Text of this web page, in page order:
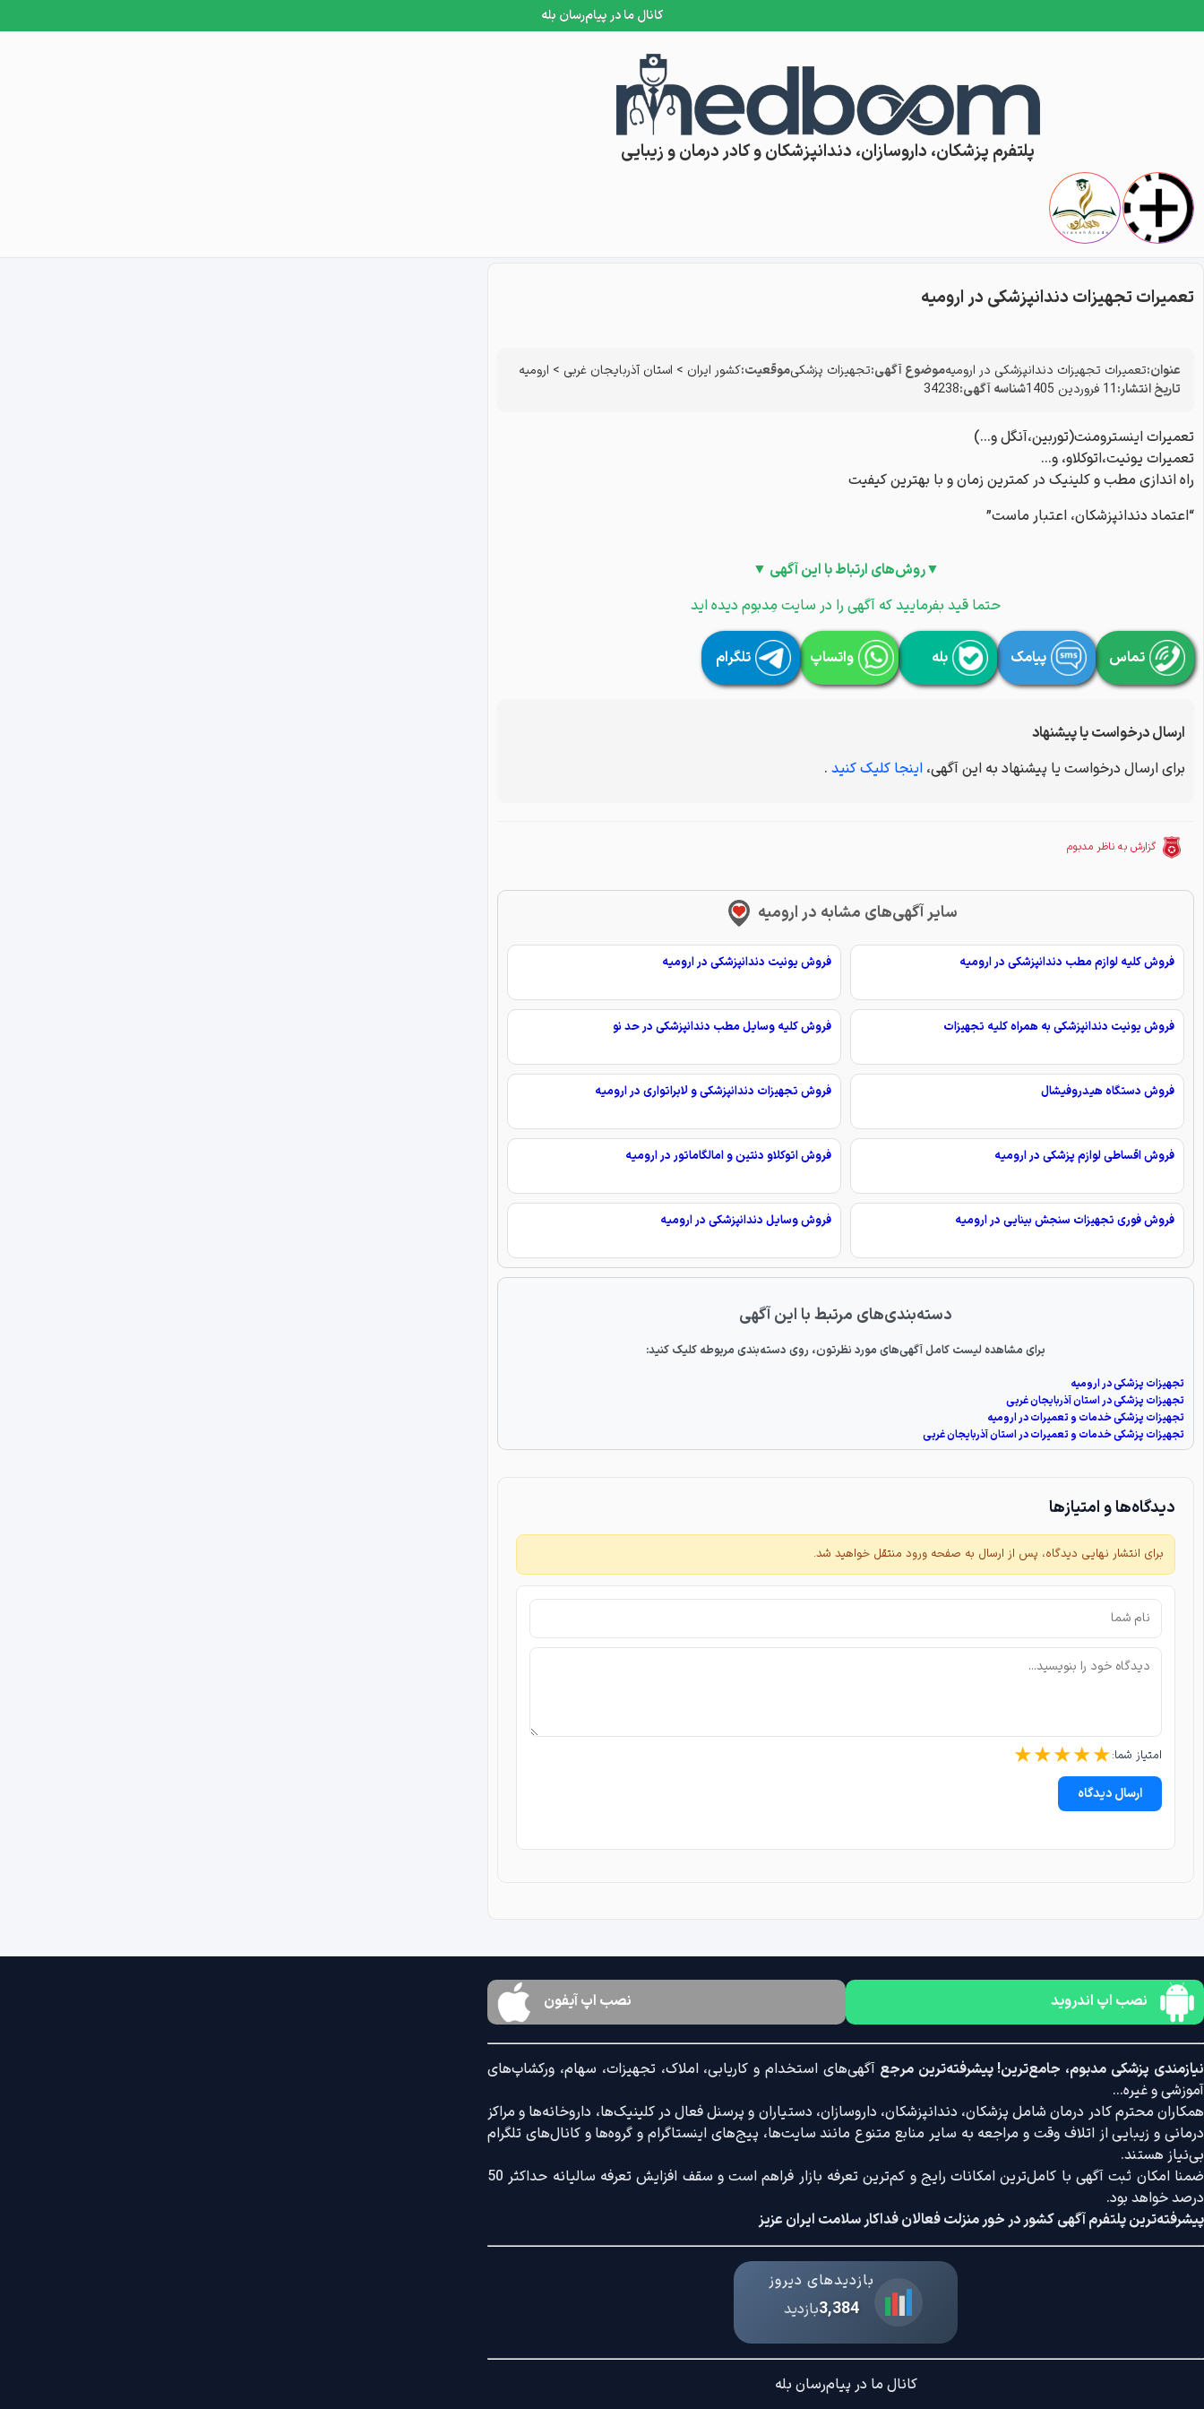
کانال ما در پیام‌رسان بله
Skip to content
پلتفرم پزشکان، داروسازان، دندانپزشکان و کادر درمان و زیبایی
تعمیرات تجهیزات دندانپزشکی در ارومیه
عنوان:تعمیرات تجهیزات دندانپزشکی در ارومیهموضوع آگهی:تجهیزات پزشکیموقعیت:کشور ایران > استان آذربایجان غربی > ارومیه
تاریخ انتشار:11 فروردین 1405 شناسه آگهی:34238
تعمیرات اینسترومنت(توربین،آنگل و…)
تعمیرات یونیت،اتوکلاو، و…
راه اندازی مطب و کلینیک در کمترین زمان و با بهترین کیفیت
“اعتماد دندانپزشکان، اعتبار ماست”
▼روش‌های ارتباط با این آگهی ▼
حتما قید بفرمایید که آگهی را در سایت مِدبوم دیده اید
تماس پیامک بله واتساپ تلگرام
ارسال درخواست یا پیشنهاد
برای ارسال درخواست یا پیشنهاد به این آگهی، اینجا کلیک کنید .
گزارش به ناظر مدبوم
سایر آگهی‌های مشابه در ارومیه
فروش کلیه لوازم مطب دندانپزشکی در ارومیه فروش یونیت دندانپزشکی در ارومیه
فروش یونیت دندانپزشکی به همراه کلیه تجهیزات فروش کلیه وسایل مطب دندانپزشکی در حد نو
فروش دستگاه هیدرو‌فیشال فروش تجهیزات دندانپزشکی و لابراتواری در ارومیه
فروش اقساطی لوازم پزشکی در ارومیه فروش اتوکلاو دنتین و امالگاماتور در ارومیه
فروش فوری تجهیزات سنجش بینایی در ارومیه فروش وسایل دندانپزشکی در ارومیه
دسته‌بندی‌های مرتبط با این آگهی
برای مشاهده لیست کامل آگهی‌های مورد نظرتون، روی دسته‌بندی مربوطه کلیک کنید:
تجهیزات پزشکی در ارومیه
تجهیزات پزشکی در استان آذربایجان غربی
تجهیزات پزشکی خدمات و تعمیرات در ارومیه
تجهیزات پزشکی خدمات و تعمیرات در استان آذربایجان غربی
دیدگاه‌ها و امتیازها
برای انتشار نهایی دیدگاه، پس از ارسال به صفحه ورود منتقل خواهید شد.
امتیاز شما: ★★★★★
ارسال دیدگاه
نصب اپ اندروید نصب اپ آیفون
نیازمندی پزشکی مدبوم، جامع‌ترین! پیشرفته‌ترین مرجعآگهی‌های استخدام و کاریابی، املاک، تجهیزات، سهام، ورکشاپ‌های
آموزشی و غیره...
همکاران محترم کادر درمان شامل پزشکان، دندانپزشکان، داروسازان، دستیاران و پرسنل فعال در کلینیک‌ها، داروخانه‌ها و مراکز
درمانی و زیبایی از اتلاف وقت و مراجعه به سایر منابع متنوع مانند سایت‌ها، پیج‌های اینستاگرام و گروه‌ها و کانال‌های تلگرام
بی‌نیاز هستند.
ضمنا امکان ثبت آگهی با کامل‌ترین امکانات رایج و کم‌ترین تعرفه بازار فراهم است و سقف افزایش تعرفه سالیانه حداکثر 50
درصد خواهد بود.
پیشرفته‌ترین پلتفرم آگهی کشور در خور منزلت فعالان فداکار سلامت ایران عزیز
بازدیدهای دیروز
3,384بازدید
کانال ما در پیام‌رسان بله